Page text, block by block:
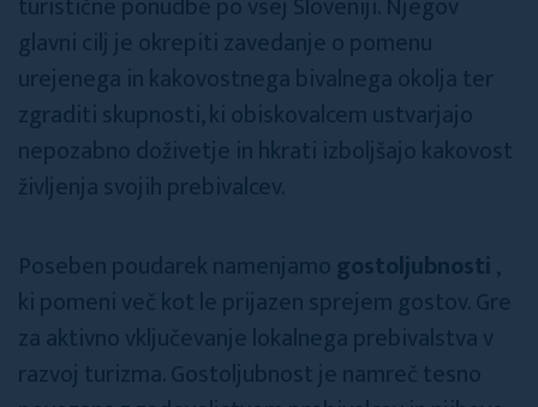
glavni cilj je okrepiti zavedanje o pomenu
urejenega in kakovostnega bivalnega okolja ter
zgraditi skupnosti, ki obiskovalcem ustvarjajo
nepozabno doživetje in hkrati izboljšajo kakovost
življenja svojih prebivalcev.
Poseben poudarek namenjamogostoljubnosti ,
ki pomeni več kot le prijazen sprejem gostov. Gre
za aktivno vključevanje lokalnega prebivalstva v
razvoj turizma. Gostoljubnost je namreč tesno